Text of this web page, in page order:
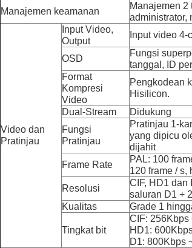
Manajemen keamanan
Manajemen 2
administrator,
Video dan
Pratinjau
Input Video,
Output
Input video
OSD
Fungsi
tanggal, ID
Format
Kompresi
Video
Pengkodean
Hisilicon.
Dual-Stream
Didukung
Fungsi
Pratinjau
Pratinjau 1-
yang dipicu
dijahit
Frame Rate
PAL: 100
120 frame / s,
Resolusi
CIF, HD1 dan
saluran D1 +
Kualitas
Grade 1
Tingkat bit
CIF: 256Kbps
HD1:
D1: 800Kbps